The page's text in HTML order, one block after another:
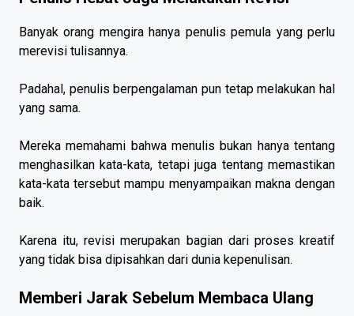
Banyak orang mengira hanya penulis pemula yang perlu
merevisi tulisannya.
Padahal, penulis berpengalaman pun tetap melakukan hal
yang sama.
Mereka memahami bahwa menulis bukan hanya tentang
menghasilkan kata-kata, tetapi juga tentang memastikan
kata-kata tersebut mampu menyampaikan makna dengan
baik.
Karena itu, revisi merupakan bagian dari proses kreatif
yang tidak bisa dipisahkan dari dunia kepenulisan.
Memberi Jarak Sebelum Membaca Ulang